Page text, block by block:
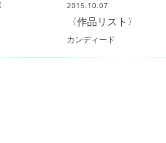
2015.10.07
〈作品リスト〉
カンディード